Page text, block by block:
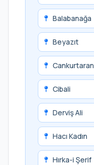
Balabanağa
Beyazıt
Cankurtaran
Cibali
Derviş Ali
Hacı Kadın
Hırka-i Şerif